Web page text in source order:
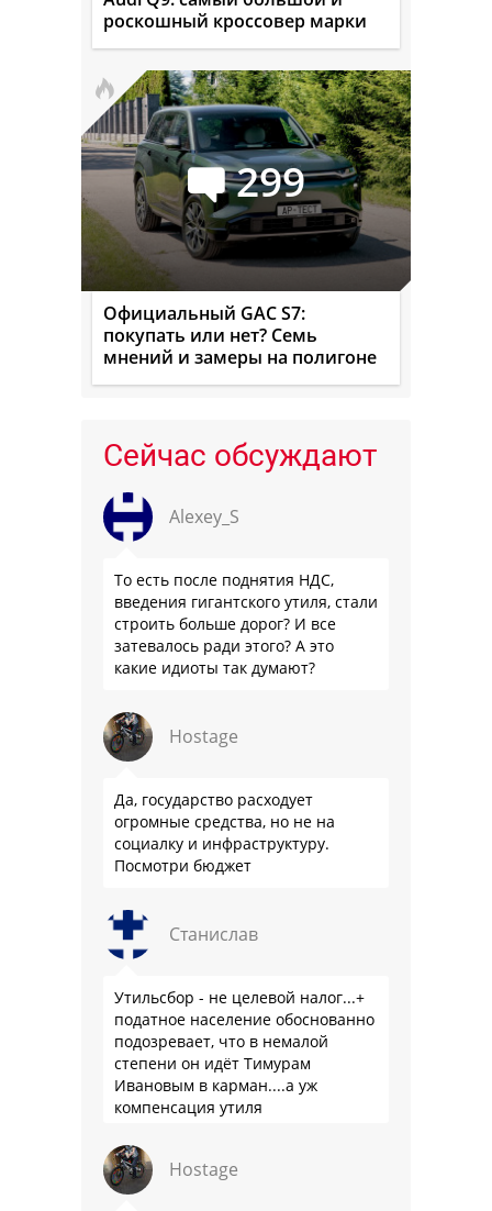
роскошный кроссовер марки
299
Официальный GAC S7:
покупать или нет? Семь
мнений и замеры на полигоне
Сейчас обсуждают
Alexey_S
То есть после поднятия НДС,
введения гигантского утиля, стали
строить больше дорог? И все
затевалось ради этого? А это
какие идиоты так думают?
Hostage
Да, государство расходует
огромные средства, но не на
социалку и инфраструктуру.
Посмотри бюджет
Станислав
Утильсбор - не целевой налог...+
податное население обоснованно
подозревает, что в немалой
степени он идёт Тимурам
Ивановым в карман....а уж
компенсация утиля
что прям эталон коррупции
Hostage